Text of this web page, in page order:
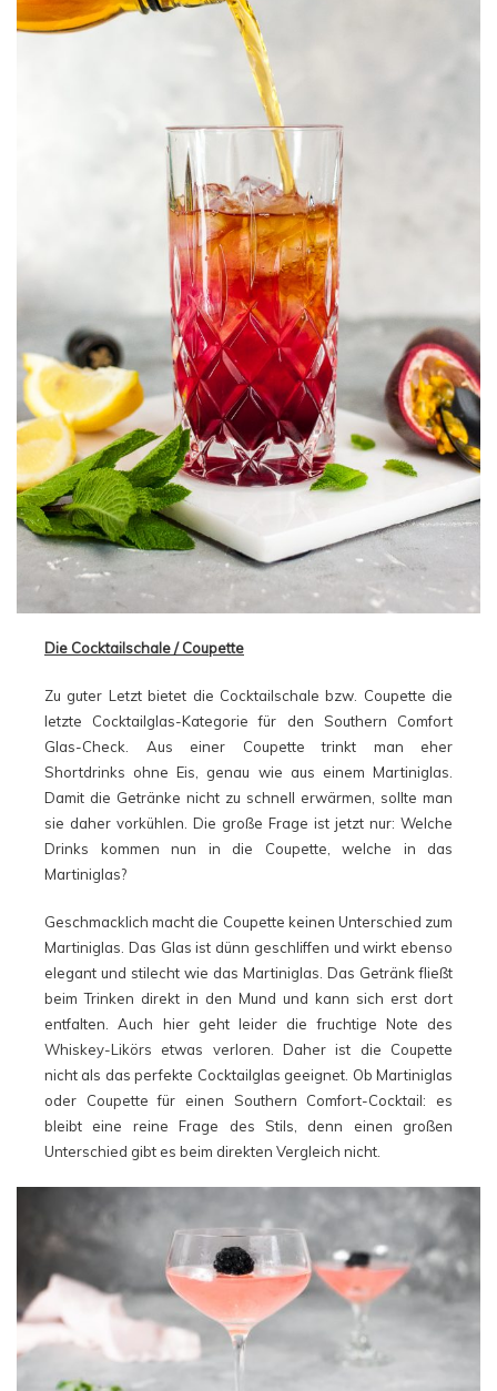
Die Cocktailschale / Coupette
Zu guter Letzt bietet die Cocktailschale bzw. Coupette die
letzte Cocktailglas-Kategorie für den Southern Comfort
Glas-Check. Aus einer Coupette trinkt man eher
Shortdrinks ohne Eis, genau wie aus einem Martiniglas.
Damit die Getränke nicht zu schnell erwärmen, sollte man
sie daher vorkühlen. Die große Frage ist jetzt nur: Welche
Drinks kommen nun in die Coupette, welche in das
Martiniglas?
Geschmacklich macht die Coupette keinen Unterschied zum
Martiniglas. Das Glas ist dünn geschliffen und wirkt ebenso
elegant und stilecht wie das Martiniglas. Das Getränk fließt
beim Trinken direkt in den Mund und kann sich erst dort
entfalten. Auch hier geht leider die fruchtige Note des
Whiskey-Likörs etwas verloren. Daher ist die Coupette
nicht als das perfekte Cocktailglas geeignet. Ob Martiniglas
oder Coupette für einen Southern Comfort-Cocktail: es
bleibt eine reine Frage des Stils, denn einen großen
Unterschied gibt es beim direkten Vergleich nicht.